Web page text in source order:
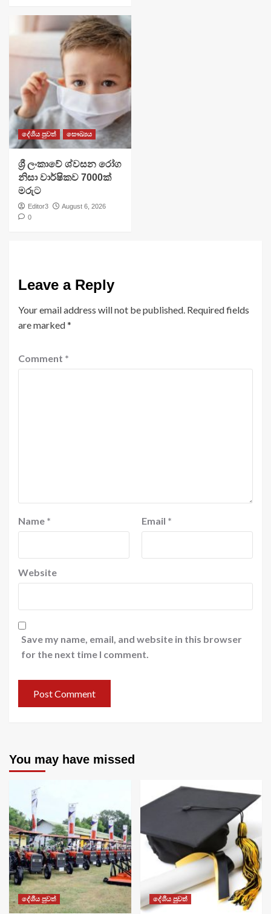
දේශීය පුවත් සෞඛ්‍යය
ශ්‍රී ලංකාවේ ශ්වසන රෝග
නිසා වාර්ෂිකව 7000ක්
මරුට
Editor3
August 6, 2026
0
Leave a Reply
Your email address will not be published. Required fields
are marked*
Comment *
Name * Email *
Website
Save my name, email, and website in this browser
for the next time I comment.
You may have missed
දේශීය පුවත් දේශීය පුවත්